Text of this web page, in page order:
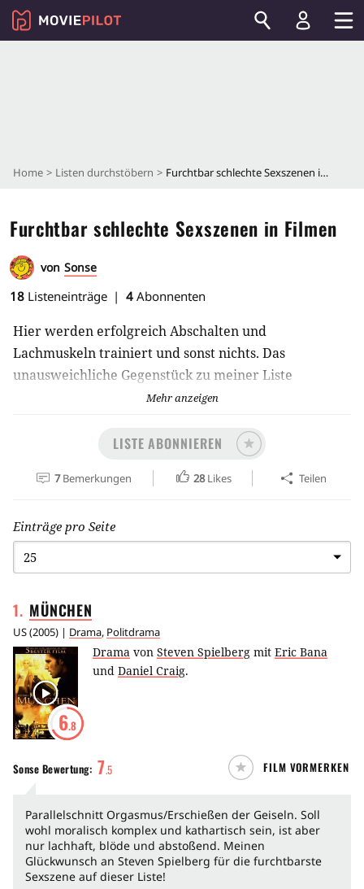
Home Listen durchstöbern Furchtbar schlechte Sexszenen in Filmen
Furchtbar schlechte Sexszenen in Filmen
von Sonse
18 Listeneinträge 4 Abonnenten
Hier werden erfolgreich Abschalten und
Lachmuskeln trainiert und sonst nichts. Das
unausweichliche Gegenstück zu meiner Liste
großartiger Sexszenen:Mehr anzeigen
LISTE ABONNIEREN
7 Bemerkungen 28 Likes Teilen
Einträge pro Seite
1. MÜNCHEN
US(2005) | Drama, Politdrama
6.8
Drama von Steven Spielberg mit Eric Bana
und Daniel Craig.
Sonse Bewertung: 7.5 FILM VORMERKEN
Parallelschnitt Orgasmus/Erschießen der Geiseln. Soll
wohl moralisch komplex und kathartisch sein, ist aber
nur lachhaft, blöde und abstoßend. Meinen
Glückwunsch an Steven Spielberg für die furchtbarste
Sexszene auf dieser Liste!